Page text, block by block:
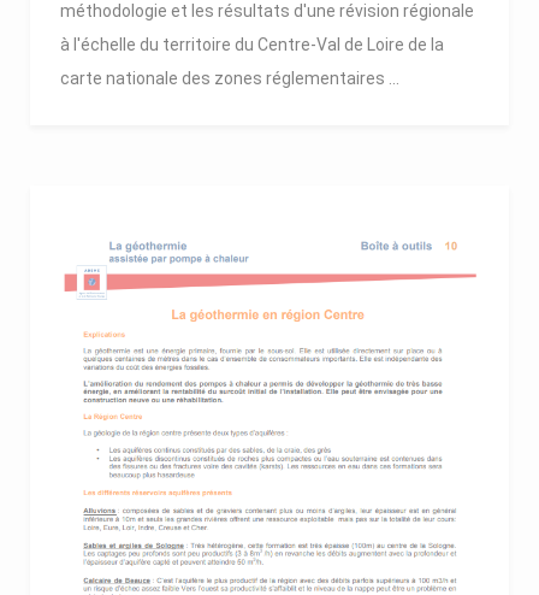
méthodologie et les résultats d'une révision régionale
à l'échelle du territoire du Centre-Val de Loire de la
carte nationale des zones réglementaires ...